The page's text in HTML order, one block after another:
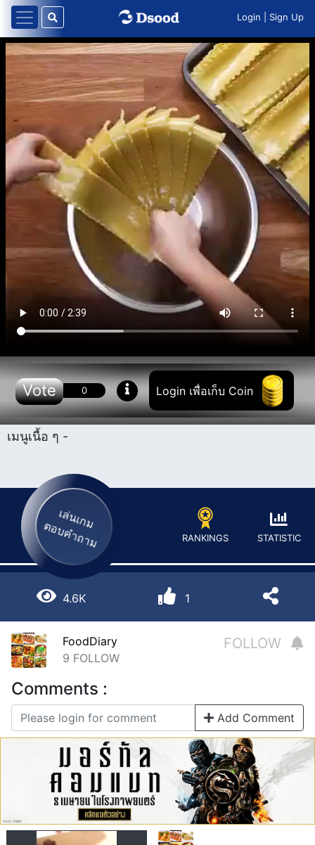
Login Sign Up
Vote 0 Login เพื่อเก็บ Coin
เมนูเนื้อ ๆ -
เล่นเกม
ตอบคำถาม RANKINGS STATISTIC
4.6K 1
FoodDiary
9 FOLLOW
FOLLOW
Comments :
Add Comment